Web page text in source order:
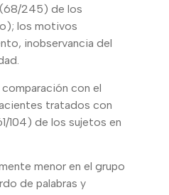
(68/245) de los
los motivos
inobservancia del
con el
tratados con
104) de los sujetos en
menor en el grupo
de palabras y